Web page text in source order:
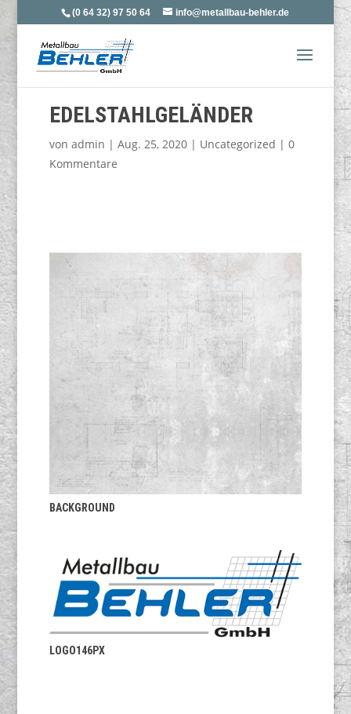
(0 64 32) 97 50 64 info@metallbau-behler.de
EDELSTAHLGELÄNDER
von admin | Aug. 25, 2020| Uncategorized | 0
Kommentare
BACKGROUND
LOGO146PX